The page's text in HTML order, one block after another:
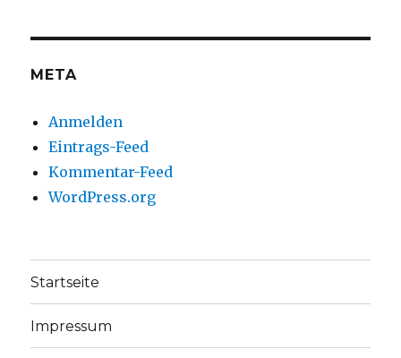
anzeigenanzeigen
META
Anmelden
Eintrags-Feed
Kommentar-Feed
WordPress.org
Startseite
Impressum